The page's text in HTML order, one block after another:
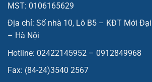
MST: 0106165629
Địa chỉ: Số nhà 10, Lô B5 – KĐT Mới
– Hà Nội
Hotline: 02422145952 – 0912849968
Fax: (84-24)3540 2567